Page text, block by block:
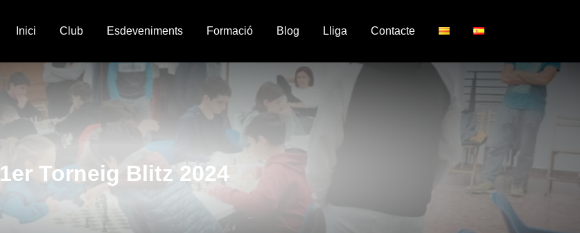
Inici Club Esdeveniments Formació Blog Lliga Contacte
1er Torneig Blitz 2024